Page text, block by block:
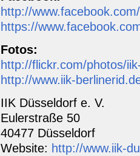
http://
https://
Fotos:
http://flickr.com/photos/
http://www.iik-
IIK Düsseldorf e. V.
Eulerstraße 50
40477 Düsseldorf
Website: http://www.iik-